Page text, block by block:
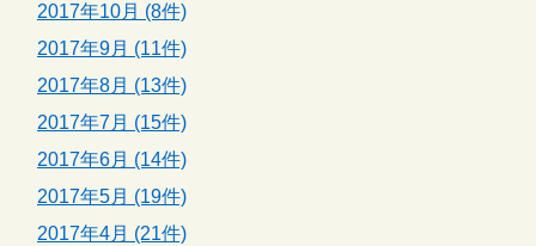
2017年10月 (8件)
2017年9月 (11件)
2017年8月 (13件)
2017年7月 (15件)
2017年6月 (14件)
2017年5月 (19件)
2017年4月 (21件)